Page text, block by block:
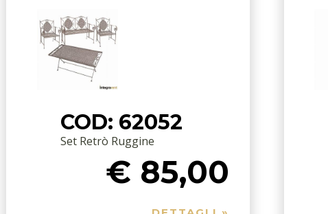
COD: 62052
Set Retrò Ruggine
€ 85,00